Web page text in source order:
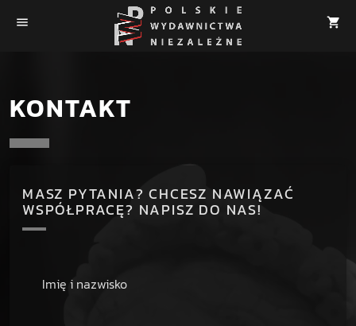
menu shopping_cart
KONTAKT
MASZ PYTANIA? CHCESZ NAWIĄZAĆ
WSPÓŁPRACĘ? NAPISZ DO NAS!
Imię i nazwisko